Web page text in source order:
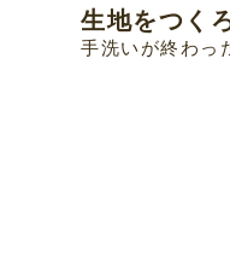
生地をつく
手洗いが終わっ